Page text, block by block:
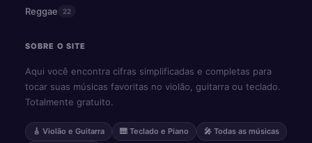
Reggae 22
SOBRE O SITE
Aqui você encontra cifras simplificadas e completas para
tocar suas músicas favoritas no violão, guitarra ou teclado.
Totalmente gratuito.
🎸 Violão e Guitarra 🎹 Teclado e Piano 🎤 Todas as músicas